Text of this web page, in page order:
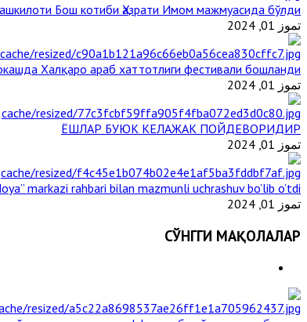
Бош котиби Ҳазрати Имом мажмуасида бўлди
تموز 01, 2024
Халқаро араб хаттотлиги фестивали бошланди
تموز 01, 2024
ЁШЛАР БУЮК КЕЛАЖАК ПОЙДЕВОРИДИР
تموز 01, 2024
markazi rahbari bilan mazmunli uchrashuv bo’lib o’tdi
تموز 01, 2024
СЎНГГИ МАҚОЛАЛАР